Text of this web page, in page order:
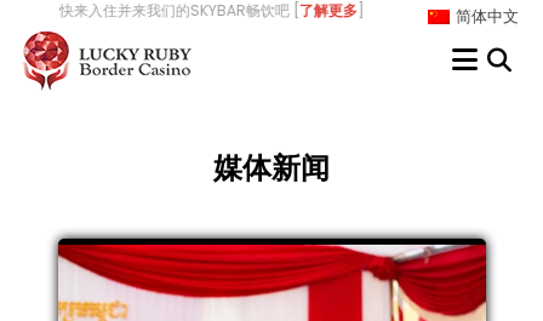
content
入住并来我们的SKYBAR畅饮吧 [了解更多] 我们正在招聘-来幸运红
媒体新闻
简体中文